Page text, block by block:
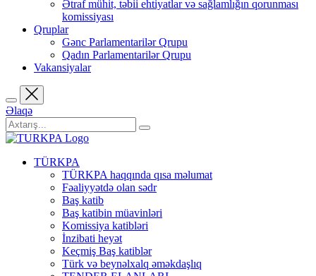
Ətraf mühit, təbii ehtiyatlar və sağlamlığın qorunması
komissiyası
Qruplar
Gənc Parlamentarilər Qrupu
Qadın Parlamentarilər Qrupu
Vakansiyalar
Əlaqə
TÜRKPA
TÜRKPA haqqında qısa məlumat
Fəaliyyətdə olan sədr
Baş katib
Baş katibin müavinləri
Komissiya katibləri
İnzibati heyət
Keçmiş Baş katiblər
Türk və beynəlxalq əməkdaşlıq